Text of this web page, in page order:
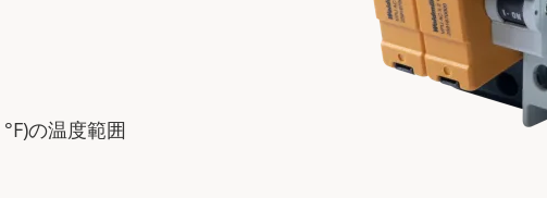
の温度範囲